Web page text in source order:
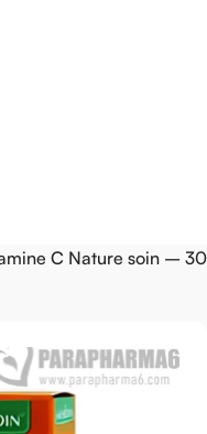
C Nature soin –